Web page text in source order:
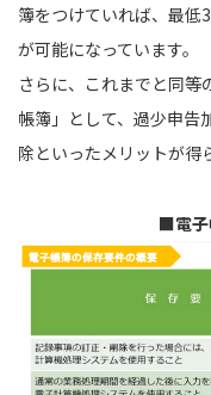
簿をつけていれば、最低
が可能になっています。
さらに、これまでと同
帳簿」として、過少申告
除といったメリットが得
■電子